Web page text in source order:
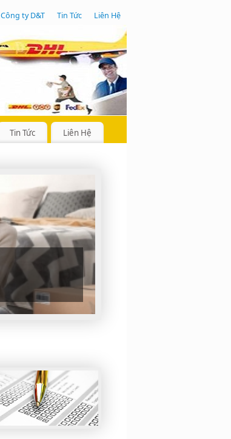
Công ty D&T Tin Tức Liên Hệ
Tin Tức Liên Hệ